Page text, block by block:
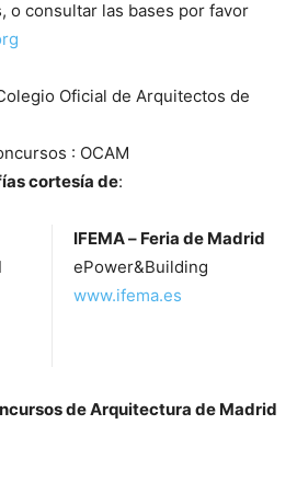
o consultar las bases por favor
Oficial de Arquitectos de
: OCAM
cortesía de:
IFEMA – Feria de Madrid
ePower&Building
www.ifema.es
de Arquitectura de Madrid